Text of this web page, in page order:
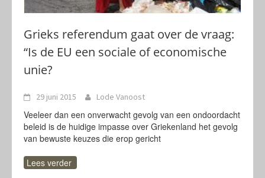
Grieks referendum gaat over de vraag:
“Is de EU een sociale of economische
unie?
29 juni 2015 Lode Vanoost
Veeleer dan een onverwacht gevolg van een ondoordacht
beleid is de huidige impasse over Griekenland het gevolg
van bewuste keuzes die erop gericht
Lees verder